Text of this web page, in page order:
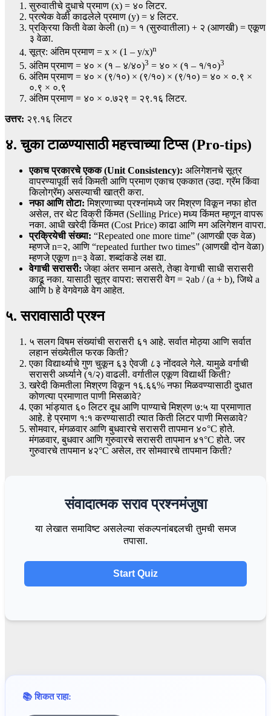
सुरुवातीचे दुधाचे प्रमाण (x) = ४० लिटर.
प्रत्येक वेळी काढलेले प्रमाण (y) = ४ लिटर.
प्रक्रिया किती वेळा केली (n) = १ (सुरुवातीला) + २ (आणखी) = एकूण
३ वेळा.
सूत्र: अंतिम प्रमाण = x × (1 – y/x)n
अंतिम प्रमाण = ४० × (१ – ४/४०)3 = ४० × (१ – १/१०)3
अंतिम प्रमाण = ४० × (९/१०) × (९/१०) × (९/१०) = ४० × ०.९ ×
०.९ × ०.९
अंतिम प्रमाण = ४० × ०.७२९ = २९.१६ लिटर.
उत्तर: २९.१६ लिटर
४. चुका टाळण्यासाठी महत्त्वाच्या टिप्स (Pro-tips)
एकाच प्रकारचे एकक (Unit Consistency): अलिगेशनचे सूत्र
वापरण्यापूर्वी सर्व किमती आणि प्रमाण एकाच एककात (उदा. ग्रॅम किंवा
किलोग्रॅम) असल्याची खात्री करा.
नफा आणि तोटा: मिश्रणाच्या प्रश्नांमध्ये जर मिश्रण विकून नफा होत
असेल, तर थेट विक्री किंमत (Selling Price) मध्य किंमत म्हणून वापरू
नका. आधी खरेदी किंमत (Cost Price) काढा आणि मग अलिगेशन वापरा.
प्रक्रियेची संख्या: “Repeated one more time” (आणखी एक वेळ)
म्हणजे n=२, आणि “repeated further two times” (आणखी दोन वेळा)
म्हणजे एकूण n=३ वेळा. शब्दांकडे लक्ष द्या.
वेगाची सरासरी: जेव्हा अंतर समान असते, तेव्हा वेगाची साधी सरासरी
काढू नका. यासाठी सूत्र वापरा: सरासरी वेग = २ab / (a + b), जिथे a
आणि b हे वेगवेगळे वेग आहेत.
५. सरावासाठी प्रश्न
५ सलग विषम संख्यांची सरासरी ६१ आहे. सर्वात मोठ्या आणि सर्वात
लहान संख्येतील फरक किती?
एका विद्यार्थ्याचे गुण चुकून ६३ ऐवजी ८३ नोंदवले गेले. यामुळे वर्गाची
सरासरी अर्ध्याने (१/२) वाढली. वर्गातील एकूण विद्यार्थी किती?
खरेदी किमतीला मिश्रण विकून १६.६६% नफा मिळवण्यासाठी दुधात
कोणत्या प्रमाणात पाणी मिसळावे?
एका भांड्यात ६० लिटर दूध आणि पाण्याचे मिश्रण ७:५ या प्रमाणात
आहे. हे प्रमाण १:१ करण्यासाठी त्यात किती लिटर पाणी मिसळावे?
सोमवार, मंगळवार आणि बुधवारचे सरासरी तापमान ४०°C होते.
मंगळवार, बुधवार आणि गुरुवारचे सरासरी तापमान ४१°C होते. जर
गुरुवारचे तापमान ४२°C असेल, तर सोमवारचे तापमान किती?
संवादात्मक सराव प्रश्नमंजुषा
या लेखात समाविष्ट असलेल्या संकल्पनांबद्दलची तुमची समज
तपासा.
Start Quiz
📚 शिकत राहा: